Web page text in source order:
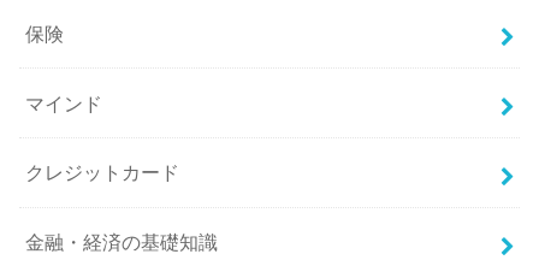
保険
マインド
クレジットカード
金融・経済の基礎知識